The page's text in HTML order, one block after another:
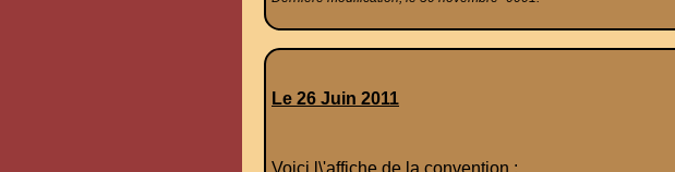
Le 26 Juin 2011
Voici l\'affiche de la convention :